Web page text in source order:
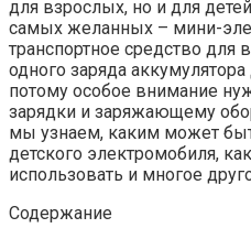
для взрослых, но и для
самых желанных – мини-
транспортное средство для
одного заряда
потому особое внимание
зарядки и заряжающему
мы узнаем, каким может
детского электромобиля,
использовать и многое
Содержание